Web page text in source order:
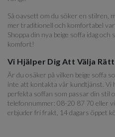
Så oavsett om du söker en stilren,
mer traditionell och komfortabel
Shoppa din nya beige soffa idag
komfort!
Vi Hjälper Dig Att Välja
Är du osäker på vilken beige soffa
inte att kontakta vår kundtjänst. Vi
perfekta soffan som passar din stil
telefonnummer: 08-20 87 70 eller
erbjuder fri frakt, 14 dagars öppet